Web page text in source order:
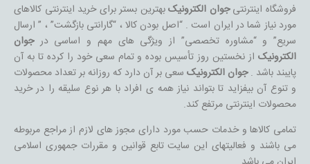
فروشگاه اینترنتیجوان الکترونیکبهترین بستر برای خرید اینترنتی کالاهای
مورد نیاز شما در ایران است . “اصل بودن کالا ، “گارانتی بازگشت” ، ” ارسال
سریع” و “مشاوره تخصصی” از ویژگی های مهم و اساسی درجوان
الکترونیکاز نخستین روز تأسیس بوده و تمام سعی خود را کرده تا به آن
پایبند باشد .جوان الکترونیکسعی بر آن دارد که روزانه بر تعداد محصولات
و تنوع آن بیفزاید تا بتواند نیاز همه ی افراد با هر نوع سلیقه را در خرید
محصولات اینترنتی مرتفع کند.
تمامی کالاها و خدمات حسب مورد دارای مجوز های لازم از مراجع مربوطه
می باشند و فعالیتهای این سایت تابع قوانین و مقررات جمهوری اسلامی